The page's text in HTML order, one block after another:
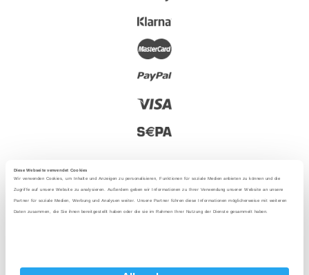
Diese Webseite verwendet Cookies
Wir verwenden Cookies, um Inhalte und Anzeigen zu personalisieren, Funktionen für soziale Medien anbieten zu können und die
Zugriffe auf unsere Website zu analysieren. Außerdem geben wir Informationen zu Ihrer Verwendung unserer Website an unsere
Partner für soziale Medien, Werbung und Analysen weiter. Unsere Partner führen diese Informationen möglicherweise mit weiteren
Daten zusammen, die Sie ihnen bereitgestellt haben oder die sie im Rahmen Ihrer Nutzung der Dienste gesammelt haben.
2025 - Con amore da Berlino